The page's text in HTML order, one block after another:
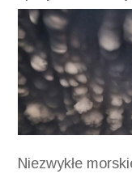
Niezwykłe